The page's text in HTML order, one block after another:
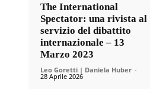
The International
Spectator: una rivista al
servizio del dibattito
internazionale – 13
Marzo 2023
Leo Goretti | Daniela Huber -
28 Aprile 2026